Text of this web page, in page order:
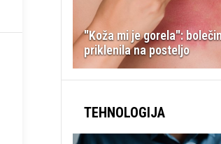
"Koža mi je gorela":
priklenila na posteljo
TEHNOLOGIJA